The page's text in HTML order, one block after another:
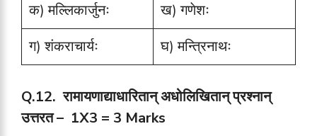
क) मल्लिकार्जुनः
ख) गणेशः
ग) शंकराचार्यः
घ) मन्त्रिनाथः
Q.12. रामायणाद्याधारितान् अधोलिखितान् प्रश्नान्
उत्तरत – 1X3 = 3 Marks